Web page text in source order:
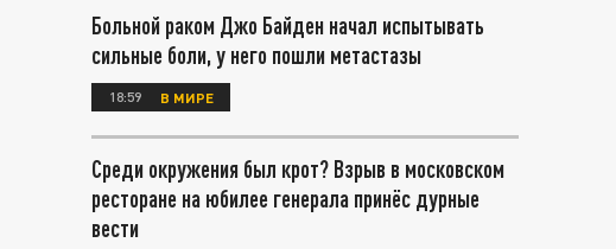
Больной раком Джо Байден начал испытывать
сильные боли, у него пошли метастазы
18:59 В МИРЕ
Среди окружения был крот? Взрыв в московском
ресторане на юбилее генерала принёс дурные
вести